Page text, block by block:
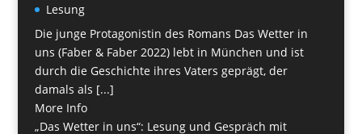
Lesung
Die junge Protagonistin des Romans Das Wetter in
uns (Faber & Faber 2022) lebt in München und ist
durch die Geschichte ihres Vaters geprägt, der
damals als [...]
More Info
„Das Wetter in uns“: Lesung und Gespräch mit